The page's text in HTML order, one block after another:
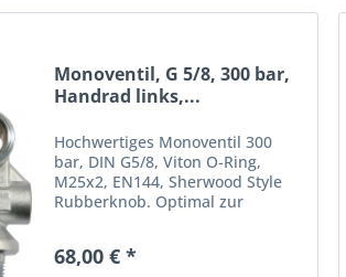
Monoventil, G 5/8, 300 bar,
Handrad links,...
Hochwertiges Monoventil 300
bar, DIN G5/8, Viton O-Ring,
M25x2, EN144, Sherwood Style
Rubberknob. Optimal zur
Steigrohr. __________________
68,00 € *